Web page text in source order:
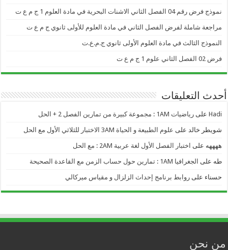
نموذج فرض رقم 04 الفصل الثاني الاشنات البحرية في مادة العلوم 1 ج م ع ت
مراجعة شاملة لفرض الفصل الثاني في مادة العلوم للأولى ثانوي ج م ع ت
النموذج الثالث في مادة العلوم الأولى ثانوي ج.م.ع.ت
فرض 02 الفصل الثاني علوم 1 ج م ع ت
أحدث التعليقات
Hadi علىرياضيات 1AM : مجموعة كبيرة من تمارين الفصل 2 + الحل
شويطر خالد على علوم الطبيعة و الحياة 3AM الاختبار للثلاثي الأول مع الحل
ههههه على اختبار الفصل الأول لغة عربية 2AM : مع الحل
طه على الجغرافيا 1AM : تمارين حول حساب الزمن مع القاعدة الصحيحة
حسناء علىروابط برنامج إحداث الزلزال و مقياس ميركالي
من نحن